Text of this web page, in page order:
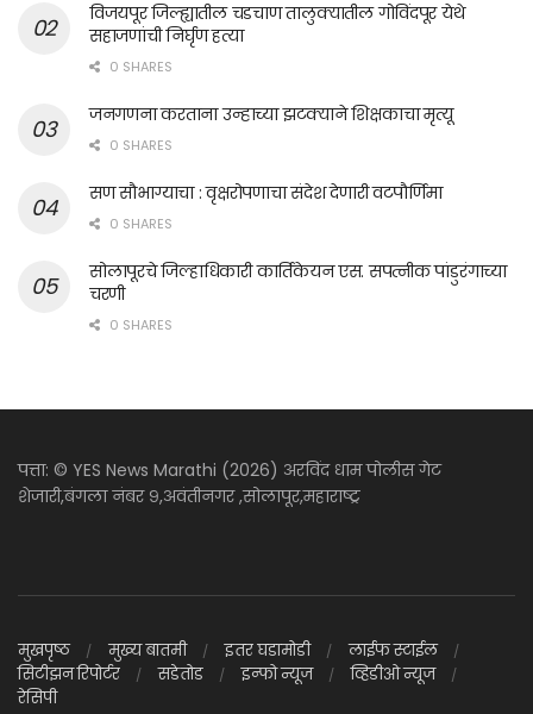
विजयपूर जिल्ह्यातील चडचाण तालुक्यातील गोविंदपूर येथे
सहाजणांची निर्घृण हत्या
0 SHARES
जनगणना करताना उन्हाच्या झटक्याने शिक्षकाचा मृत्यू
0 SHARES
सण सौभाग्याचा : वृक्षरोपणाचा संदेश देणारी वटपौर्णिमा
0 SHARES
सोलापूरचे जिल्हाधिकारी कार्तिकेयन एस. सपत्नीक पांडुरंगाच्या
चरणी
0 SHARES
पत्ता: © YES News Marathi (2026) अरविंद धाम पोलीस गेट
शेजारी,बंगला नंबर ९,अवंतीनगर ,सोलापूर,महाराष्ट्र
मुखपृष्ठ मुख्य बातमी इतर घडामोडी
लाईफ स्टाईल
सिटीझन रिपोर्टर
सडेतोड इन्फो न्यूज
व्हिडीओ न्यूज
रेसिपी